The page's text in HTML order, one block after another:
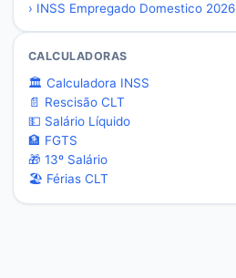
› INSS Empregado Domestico 2026
CALCULADORAS
🏛️ Calculadora INSS
📄 Rescisão CLT
💵 Salário Líquido
🏦 FGTS
🎁 13º Salário
🏖️ Férias CLT